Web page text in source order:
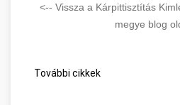
<-- Vissza a Kárpittisztítás
megye blog
További cikkek